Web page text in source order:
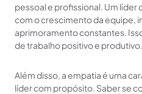
pessoal e profissional. Um
com o crescimento da equipe,
aprimoramento constantes.
de trabalho positivo e produtivo.
Além disso, a empatia é uma
líder com propósito. Saber se